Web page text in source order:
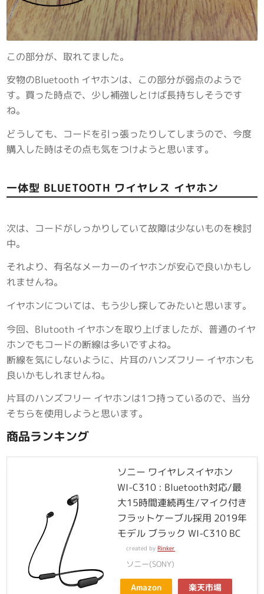
この部分が、取れてました。
安物のBluetooth イヤホンは、この部分が弱点のようで
す。買った時点で、少し補強しとけば長持ちしそうです
ね。
どうしても、コードを引っ張ったりしてしまうので、今度
購入した時はその点も気をつけようと思います。
一体型 BLUETOOTH ワイヤレス イヤホン
次は、コードがしっかりしていて故障は少ないものを検討
中。
それより、有名なメーカーのイヤホンが安心で良いかもし
れませんね。
イヤホンについては、もう少し探してみたいと思います。
今回、Blutooth イヤホンを取り上げましたが、普通のイヤ
ホンでもコードの断線は多いですよね。
断線を気にしないように、片耳のハンズフリー イヤホンも
良いかもしれませんね。
片耳のハンズフリー イヤホンは1つ持っているので、当分
そちらを使用しようと思います。
商品ランキング
ソニー ワイヤレスイヤホン
WI-C310 : Bluetooth対応/最
大15時間連続再生/マイク付き
フラットケーブル採用 2019年
モデル ブラック WI-C310 BC
created byRinker
ソニー(SONY)
Amazon
楽天市場